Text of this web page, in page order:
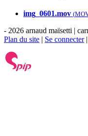
img_0601.mov (
- 2026 arnaud maïsetti |
Plan du site | Se connecter|